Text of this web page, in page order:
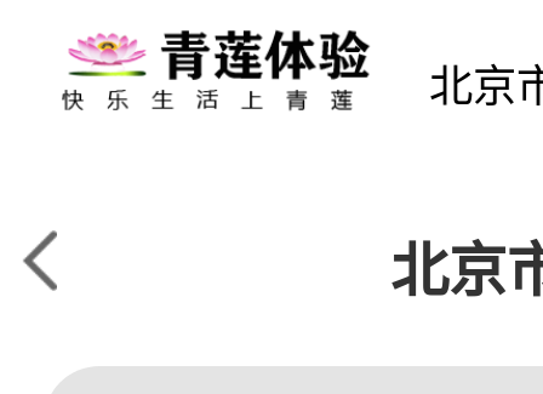
北京
北京